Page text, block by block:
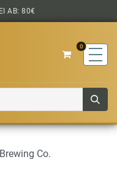
AB: 80€
0
Co.